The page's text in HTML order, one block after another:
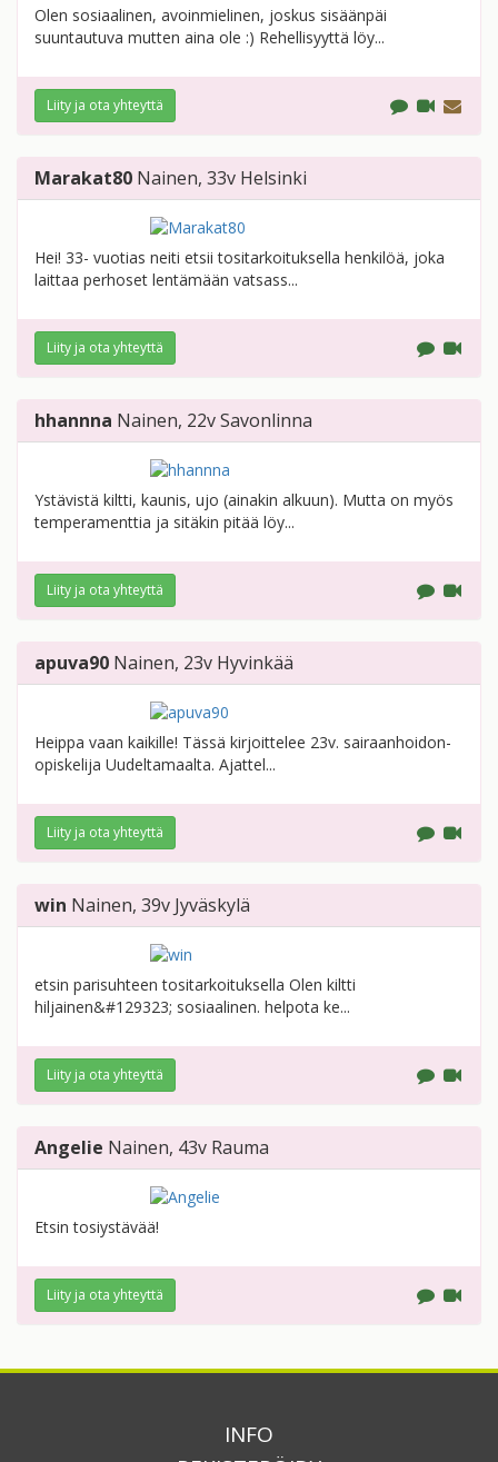
Olen sosiaalinen, avoinmielinen, joskus sisäänpäi
suuntautuva mutten aina ole :) Rehellisyyttä löy...
Liity ja ota yhteyttä
Marakat80 Nainen, 33v Helsinki
Hei! 33- vuotias neiti etsii tositarkoituksella henkilöä, joka
laittaa perhoset lentämään vatsass...
Liity ja ota yhteyttä
hhannna Nainen, 22vSavonlinna
Ystävistä kiltti, kaunis, ujo (ainakin alkuun). Mutta on myös
temperamenttia ja sitäkin pitää löy...
Liity ja ota yhteyttä
apuva90 Nainen, 23v Hyvinkää
Heippa vaan kaikille! Tässä kirjoittelee 23v. sairaanhoidon-
opiskelija Uudeltamaalta. Ajattel...
Liity ja ota yhteyttä
win Nainen, 39v Jyväskylä
etsin parisuhteen tositarkoituksella Olen kiltti
hiljainen&#129323; sosiaalinen. helpota ke...
Liity ja ota yhteyttä
Angelie Nainen, 43v Rauma
Etsin tosiystävää!
Liity ja ota yhteyttä
INFO